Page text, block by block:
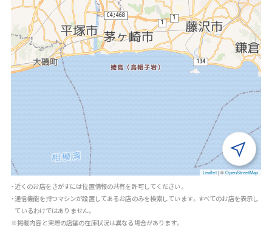
Leaflet |©OpenStreetMap
・近くのお店をさがすには位置情報の共有を許可してください。
・通信機能を持つマシンが設置してあるお店のみを検索しています。すべてのお店を表示し
ているわけではありません。
※掲載内容と実際の店舗の在庫状況は異なる場合があります。